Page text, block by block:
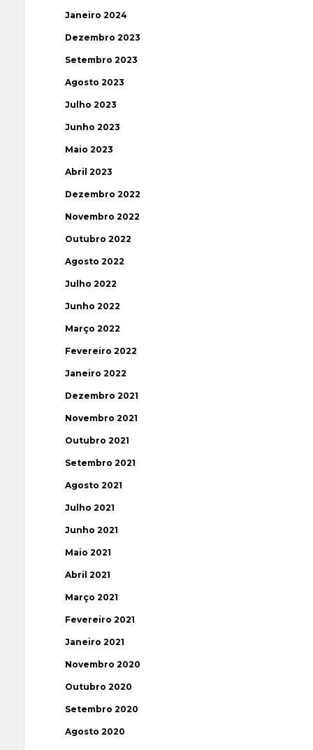
Janeiro 2024
Dezembro 2023
Setembro 2023
Agosto 2023
Julho 2023
Junho 2023
Maio 2023
Abril 2023
Dezembro 2022
Novembro 2022
Outubro 2022
Agosto 2022
Julho 2022
Junho 2022
Março 2022
Fevereiro 2022
Janeiro 2022
Dezembro 2021
Novembro 2021
Outubro 2021
Setembro 2021
Agosto 2021
Julho 2021
Junho 2021
Maio 2021
Abril 2021
Março 2021
Fevereiro 2021
Janeiro 2021
Novembro 2020
Outubro 2020
Setembro 2020
Agosto 2020